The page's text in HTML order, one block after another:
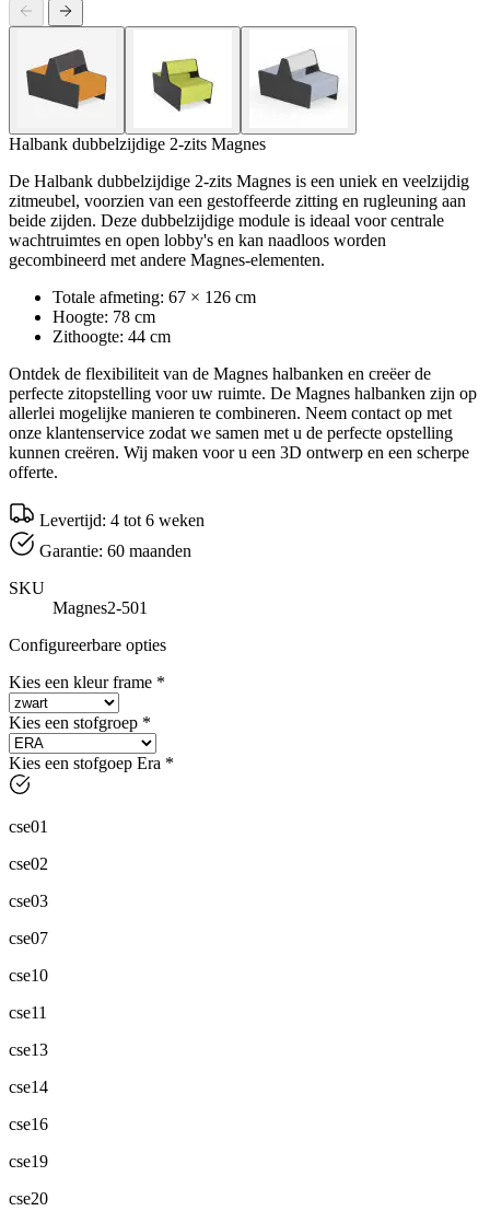
Halbank dubbelzijdige 2-zits Magnes
De Halbank dubbelzijdige 2-zits Magnes is een uniek en veelzijdig
zitmeubel, voorzien van een gestoffeerde zitting en rugleuning aan
beide zijden. Deze dubbelzijdige module is ideaal voor centrale
wachtruimtes en open lobby's en kan naadloos worden
gecombineerd met andere Magnes-elementen.
Totale afmeting: 67 × 126 cm
Hoogte: 78 cm
Zithoogte: 44 cm
Ontdek de flexibiliteit van de Magnes halbanken en creëer de
perfecte zitopstelling voor uw ruimte. De Magnes halbanken zijn op
allerlei mogelijke manieren te combineren. Neem contact op met
onze klantenservice zodat we samen met u de perfecte opstelling
kunnen creëren. Wij maken voor u een 3D ontwerp en een scherpe
offerte.
Levertijd: 4 tot 6 weken
Garantie: 60 maanden
SKU
Magnes2-501
Configureerbare opties
Kies een kleur frame *
Kies een stofgroep *
Kies een stofgoep Era *
cse01
cse02
cse03
cse07
cse10
cse11
cse13
cse14
cse16
cse19
cse20